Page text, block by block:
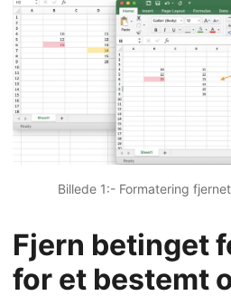
Billede 1:- Formatering
Fjern betinget
for et bestemt